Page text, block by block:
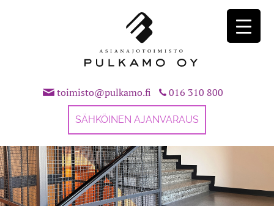
toimisto@pulkamo.fi 016 310 800
SÄHKÖINEN AJANVARAUS